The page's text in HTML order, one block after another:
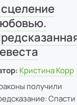
Кристина Корр
получили
Спасти